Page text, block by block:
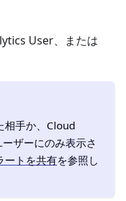
User、または
相手か、Cloud
ザーにのみ表示さ
ートを共有を参照し